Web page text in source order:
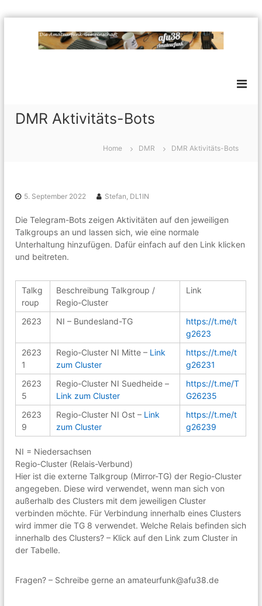
8
u
f
u
n
c
t
r
e
s
s
e
g
e
m
e
i
s
c
h
a
f
t
r
u
n
d
u
A
m
a
t
e
u
f
u
u
DMR Aktivitäts-Bots
Home DMR DMR Aktivitäts-Bots
5. September 2022 Stefan, DL1IN
Die Telegram-Bots zeigen Aktivitäten auf den jeweiligen
Talkgroups an und lassen sich, wie eine normale
Unterhaltung hinzufügen. Dafür einfach auf den Link klicken
und beitreten.
Talkg
roup
Beschreibung Talkgroup /
Regio-Cluster
Link
2623 NI – Bundesland-TG
https://t.me/t
g2623
2623
1
Regio-Cluster NI Mitte – Link
zum Cluster
https://t.me/t
g26231
2623
5
Regio-Cluster NI Suedheide –
Link zum Cluster
https://t.me/T
G26235
2623
9
Regio-Cluster NI Ost – Link
zum Cluster
https://t.me/t
g26239
NI = Niedersachsen
Regio-Cluster (Relais-Verbund)
Hier ist die externe Talkgroup (Mirror-TG) der Regio-Cluster
angegeben. Diese wird verwendet, wenn man sich von
außerhalb des Clusters mit dem jeweiligen Cluster
verbinden möchte. Für Verbindung innerhalb eines Clusters
wird immer die TG 8 verwendet. Welche Relais befinden sich
innerhalb des Clusters? – Klick auf den Link zum Cluster in
der Tabelle.
Fragen? – Schreibe gerne an amateurfunk@afu38.de